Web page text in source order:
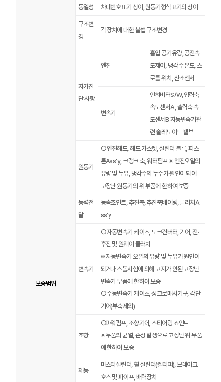
보증범위
동일성 차대번호표기 상이, 원동기형식표기의 상이
구조변
경
각 장치에 대한 불법 구조변경
자가진
단 사항
엔진
흡입 공기유량, 공전속
도제어, 냉각수 온도, 스
로틀 위치, 산소센서
변속기
인히비터S/W, 입력축
속도센서A, 출력축 속
도센서B 자동변속기관
련 솔레노이드 밸브
원동기
○ 엔진헤드, 헤드 가스켓, 실린더 블록, 피스
톤Ass'y, 크랭크 축, 워터펌프 ※ 엔진오일의
유량 및 누유, 냉각수의 누수가 원인이 되어
고장난 원동기의 위 부품에 한하여 보증
동력전
달
등속조인트, 추진축, 추진축베어링, 클러치A
ss'y
변속기
○ 자동변속기 케이스, 토크컨버터, 기어, 전·
후진 및 원웨이 클러치
※ 자동변속기 오일의 유량 및 누유가 원인이
되거나 스톨시험에 의해 고지가 안된 고장난
변속기 부품에 한하여 보증
○ 수동변속기 케이스, 싱크로매시기구, 각단
기어(부축제외)
조향
○파워펌프, 조향기어, 스티어링 죠인트
※ 부품의 균열, 손상 발생으로 고장난 위 부품
에 한하여 보증
제동
마스터실린더, 휠 실린더(켈리퍼), 브레이크
호스 및 파이프, 배력장치